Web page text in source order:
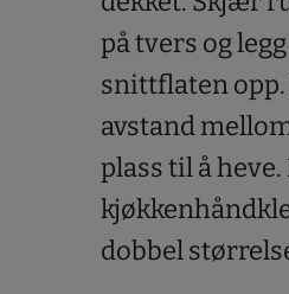
på tvers og
snittflaten opp.
avstand
plass til å
dobbel